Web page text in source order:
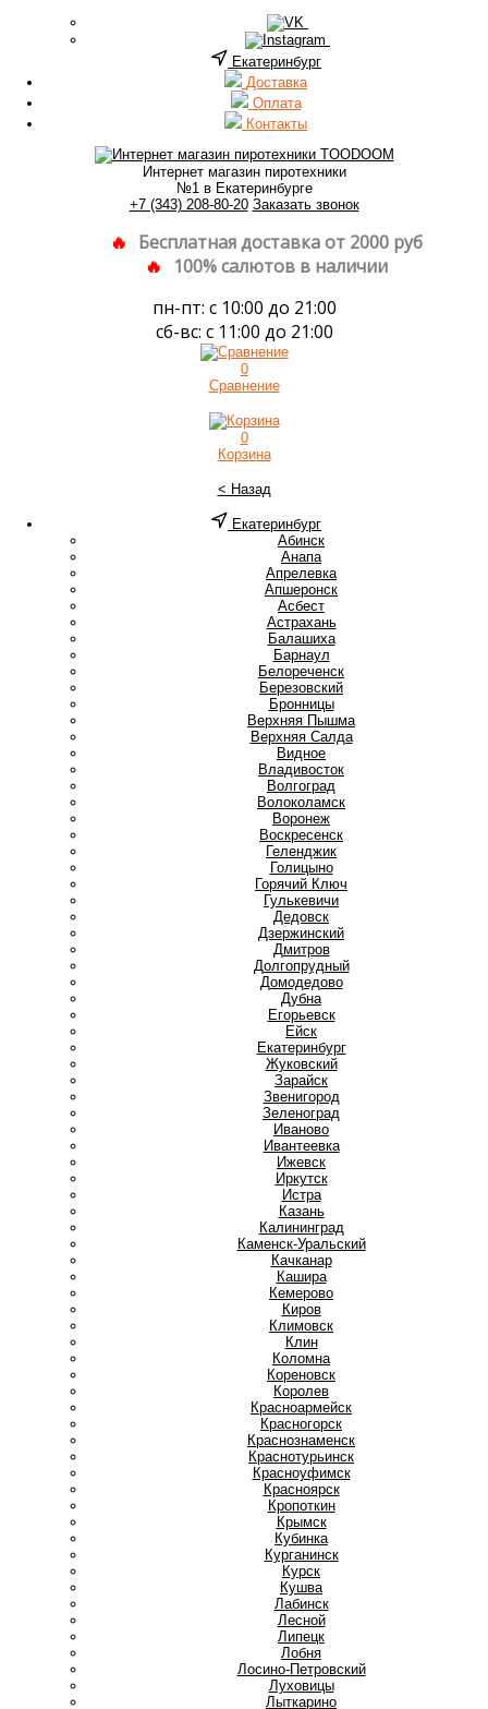
Екатеринбург
Доставка
Оплата
Контакты
Интернет магазин пиротехники
№1 в Екатеринбурге
+7 (343) 208-80-20 Заказать звонок
Бесплатная доставка от 2000 руб
100% салютов в наличии
пн-пт: с 10:00 до 21:00
сб-вс: с 11:00 до 21:00
0
Сравнение
0
Корзина
< Назад
Екатеринбург
Абинск
Анапа
Апрелевка
Апшеронск
Асбест
Астрахань
Балашиха
Барнаул
Белореченск
Березовский
Бронницы
Верхняя Пышма
Верхняя Салда
Видное
Владивосток
Волгоград
Волоколамск
Воронеж
Воскресенск
Геленджик
Голицыно
Горячий Ключ
Гулькевичи
Дедовск
Дзержинский
Дмитров
Долгопрудный
Домодедово
Дубна
Егорьевск
Ейск
Екатеринбург
Жуковский
Зарайск
Звенигород
Зеленоград
Иваново
Ивантеевка
Ижевск
Иркутск
Истра
Казань
Калининград
Каменск-Уральский
Качканар
Кашира
Кемерово
Киров
Климовск
Клин
Коломна
Кореновск
Королев
Красноармейск
Красногорск
Краснознаменск
Краснотурьинск
Красноуфимск
Красноярск
Кропоткин
Крымск
Кубинка
Курганинск
Курск
Кушва
Лабинск
Лесной
Липецк
Лобня
Лосино-Петровский
Луховицы
Лыткарино